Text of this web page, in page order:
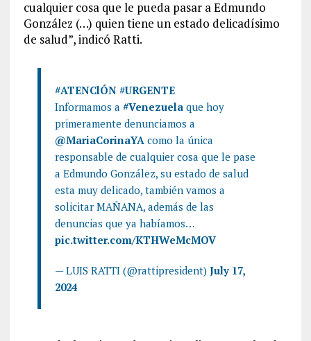
cualquier cosa que le pueda pasar a Edmundo
González (…) quien tiene un estado delicadísimo
de salud”, indicó Ratti.
#ATENClÓN #URGENTE
Informamos a #Venezuelaque hoy
primeramente denunciamos a
@MariaCorinaYAcomo la única
responsable de cualquier cosa que le pase
a Edmundo González, su estado de salud
esta muy delicado, también vamos a
solicitar MAÑANA, además de las
denuncias que ya habíamos…
pic.twitter.com/KTHWeMcMOV
— LUIS RATTI (@rattipresident) July 17,
2024